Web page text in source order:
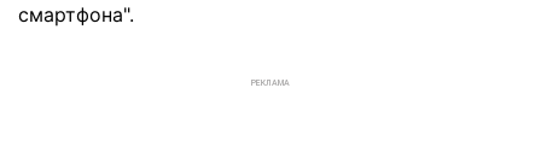
смартфона".
РЕКЛАМА